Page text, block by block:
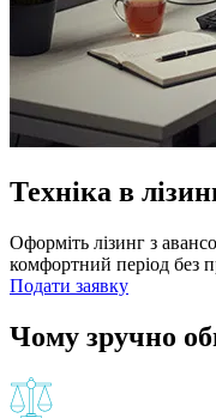
Техніка в
Оформіть лізинг з
комфортний період без
Подати заявку
Чому зручно